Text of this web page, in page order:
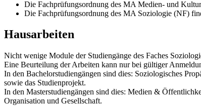
Die Fachprüfungsordnung des MA Medien- und
Die Fachprüfungsordnung des MA Soziologie (NF)
Hausarbeiten
Nicht wenige Module der Studiengänge des Faches
Eine Beurteilung der Arbeiten kann nur bei gültiger
In den Bachelorstudiengängen sind dies: Soziologisches
sowie das Studienprojekt.
In den Masterstudiengängen sind dies: Medien &
Organisation und Gesellschaft.